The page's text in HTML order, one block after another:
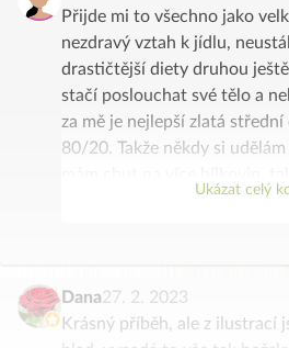
Přijde mi to všechno jako
nezdravý vztah k jídlu,
drastičtější diety druhou
stačí poslouchat své tělo a
za mě je nejlepší zlatá střední
80/20. Takže někdy si
zeleninou a na vánice klidně
jinou stravu v létě, když jsou
v zimě, kdy se zase stravuji
různé teplé polévky.
Ukázat celý
Dana27. 2. 2023
Krásný příběh, ale z ilustrací